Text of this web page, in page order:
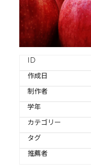
ID
作成日
制作者
学年
カテゴリー
タグ
推薦者